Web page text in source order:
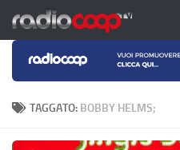
Salta al contenuto
TAGGATO: BOBBY HELMS;